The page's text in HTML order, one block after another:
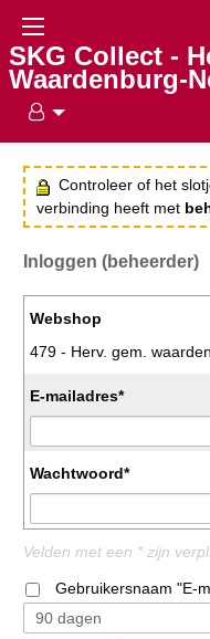
SKG Collect -
Waardenburg-
Controleer of het
verbinding heeft met
Inloggen (beheerder)
Webshop
479 - Herv. gem.
E-mailadres*
Wachtwoord*
Velden met een * zijn
Gebruikersnaam "E-